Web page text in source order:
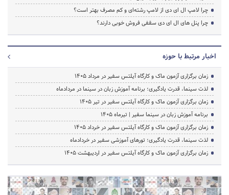
چرا لامپ ال ای دی از لامپ رشته‌ای و کم مصرف بهتر است؟
چرا پنل های ال ای دی سقفی فروش خوبی دارند؟
اخبار مرتبط با حوزه
زمان برگزاری آزمون ماک و کارگاه آیلتس سفیر در مرداد 1405
لذت سینما، قدرت یادگیری؛ برنامه آموزش زبان در سینما در مردادماه
زمان برگزاری آزمون ماک و کارگاه آیلتس سفیر در تیر 1405
برنامه آموزش زبان در سینما سفیر | تیرماه ۱۴۰۵
زمان برگزاری آزمون ماک و کارگاه آیلتس سفیر در خرداد 1405
لذت سینما، قدرت یادگیری؛ تورهای آموزشی سفیر در خردادماه
زمان برگزاری آزمون ماک و کارگاه آیلتس سفیر در اردیبهشت 1405